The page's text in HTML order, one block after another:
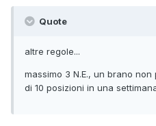
Quote
altre regole...
massimo 3 N.E., un brano
di 10 posizioni in una